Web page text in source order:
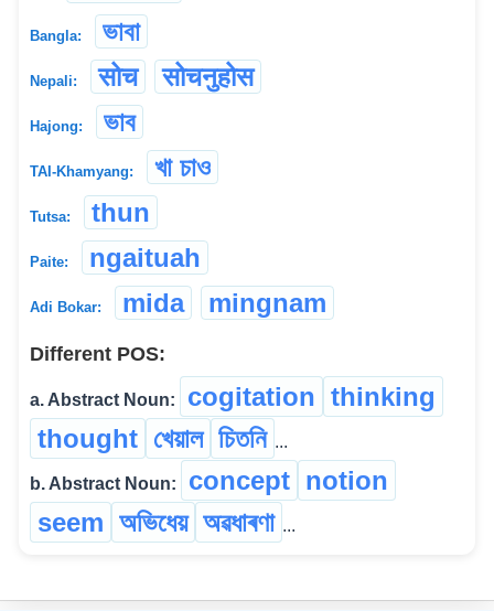
Bangla: ভাবা
Nepali: सोच सोचनुहोस
Hajong: ভাব
TAI-Khamyang: খা চাও
Tutsa: thun
Paite: ngaituah
Adi Bokar: mida mingnam
Different POS:
a. Abstract Noun: cogitation thinking
thought খেয়াল চিতনি ...
b. Abstract Noun: concept notion
seem অভিধেয় অৱধাৰণা ...